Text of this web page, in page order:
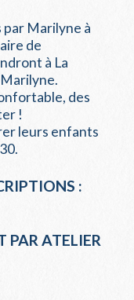
Marilyne à
de
à La
des
!
leurs enfants
:
PAR ATELIER